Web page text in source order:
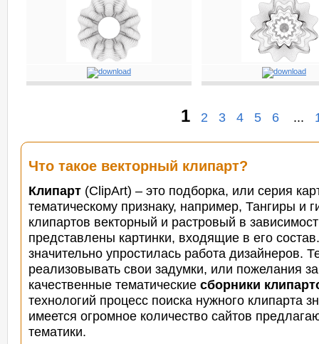
1 2 3 4 5 6...
Что такое векторный клипарт?
Клипарт (ClipArt) – это подборка, или серия
тематическому признаку, например, Тангиры и
клипартов векторный и растровый в
представлены картинки, входящие в его
значительно упростилась работа дизайнеров.
реализовывать свои задумки, или пожелания
качественные тематические сборники
технологий процесс поиска нужного клипарта
имеется огромное количество сайтов
тематики.